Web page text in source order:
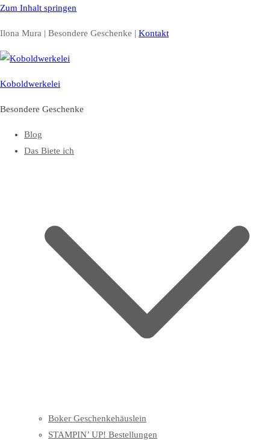
Zum Inhalt springen
Ilona Mura | Besondere Geschenke | Kontakt
Koboldwerkelei
Besondere Geschenke
Blog
Das Biete ich
Boker Geschenkehäuslein
STAMPIN’ UP! Bestellungen